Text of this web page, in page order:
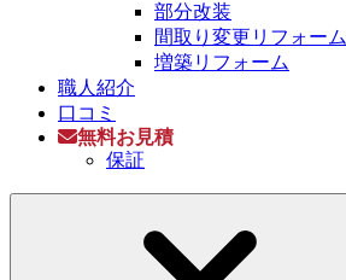
部分改装
間取り変更リフォーム
増築リフォーム
職人紹介
口コミ
無料お見積
保証